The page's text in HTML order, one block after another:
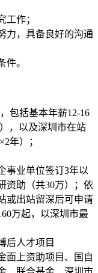
工作；
力，具备良好的沟通
件。
包括基本年薪12-16
，以及深圳市在站
年）；
事业单位签订3年以
资助（共30万）；依
或出站留深后可申请
万起，以深圳市最
后人才项目
面上资助项目、国自